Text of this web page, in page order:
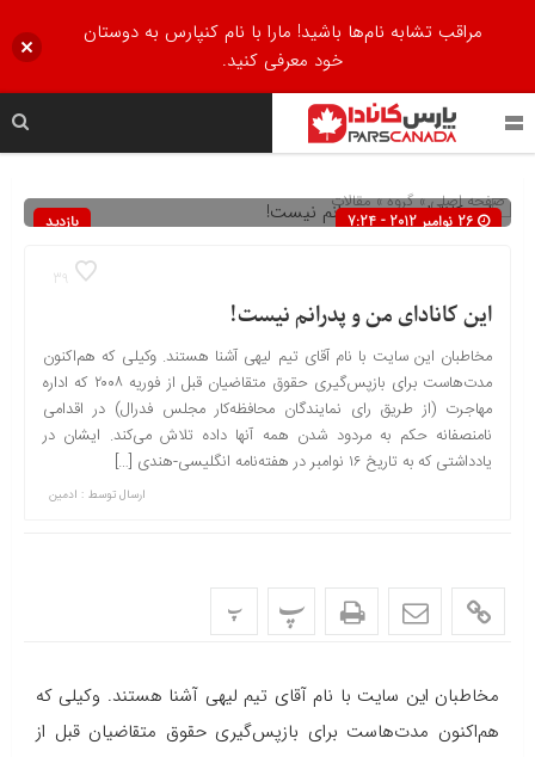
صفحه اصلی» گروه »مقالات
26 نوامبر 2012 - 7:24
بازدید
39
این کانادای من و پدرانم نیست!
مخاطبان این سایت با نام آقای تیم لیهی آشنا هستند. وکیلی که هم‌اکنون
مدت‌هاست برای بازپس‌گیری حقوق متقاضیان قبل از فوریه ۲۰۰۸ که اداره
مهاجرت (از طریق رای نمایندگان محافظه‌کار مجلس فدرال) در اقدامی
نامنصفانه حکم به مردود شدن همه آنها داده تلاش می‌کند. ایشان در
یادداشتی که به تاریخ ۱۶ نوامبر در هفته‌نامه انگلیسی-هندی […]
ارسال توسط : ادمین
پ پ
مخاطبان این سایت با نام آقای تیم لیهی آشنا هستند. وکیلی که
هم‌اکنون مدت‌هاست برای بازپس‌گیری حقوق متقاضیان قبل از
مراقب تشابه نام‌ها باشید! مارا با نام کنپارس به دوستان
خود معرفی کنید.